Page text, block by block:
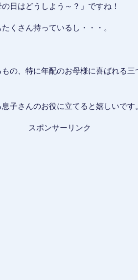
日はどうしよう～？」ですね！
くさん持っているし・・・。
の、特に年配のお母様に喜ばれる
子さんのお役に立てると嬉しいです
スポンサーリンク